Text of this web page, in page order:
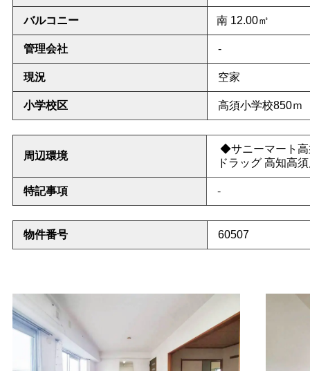
バルコニー 南 12.00㎡
管理会社 -
現況 空家
小学校区 高須小学校850ｍ
周辺環境
◆サニーマート
ドラッグ 高知高
特記事項 -
物件番号 60507